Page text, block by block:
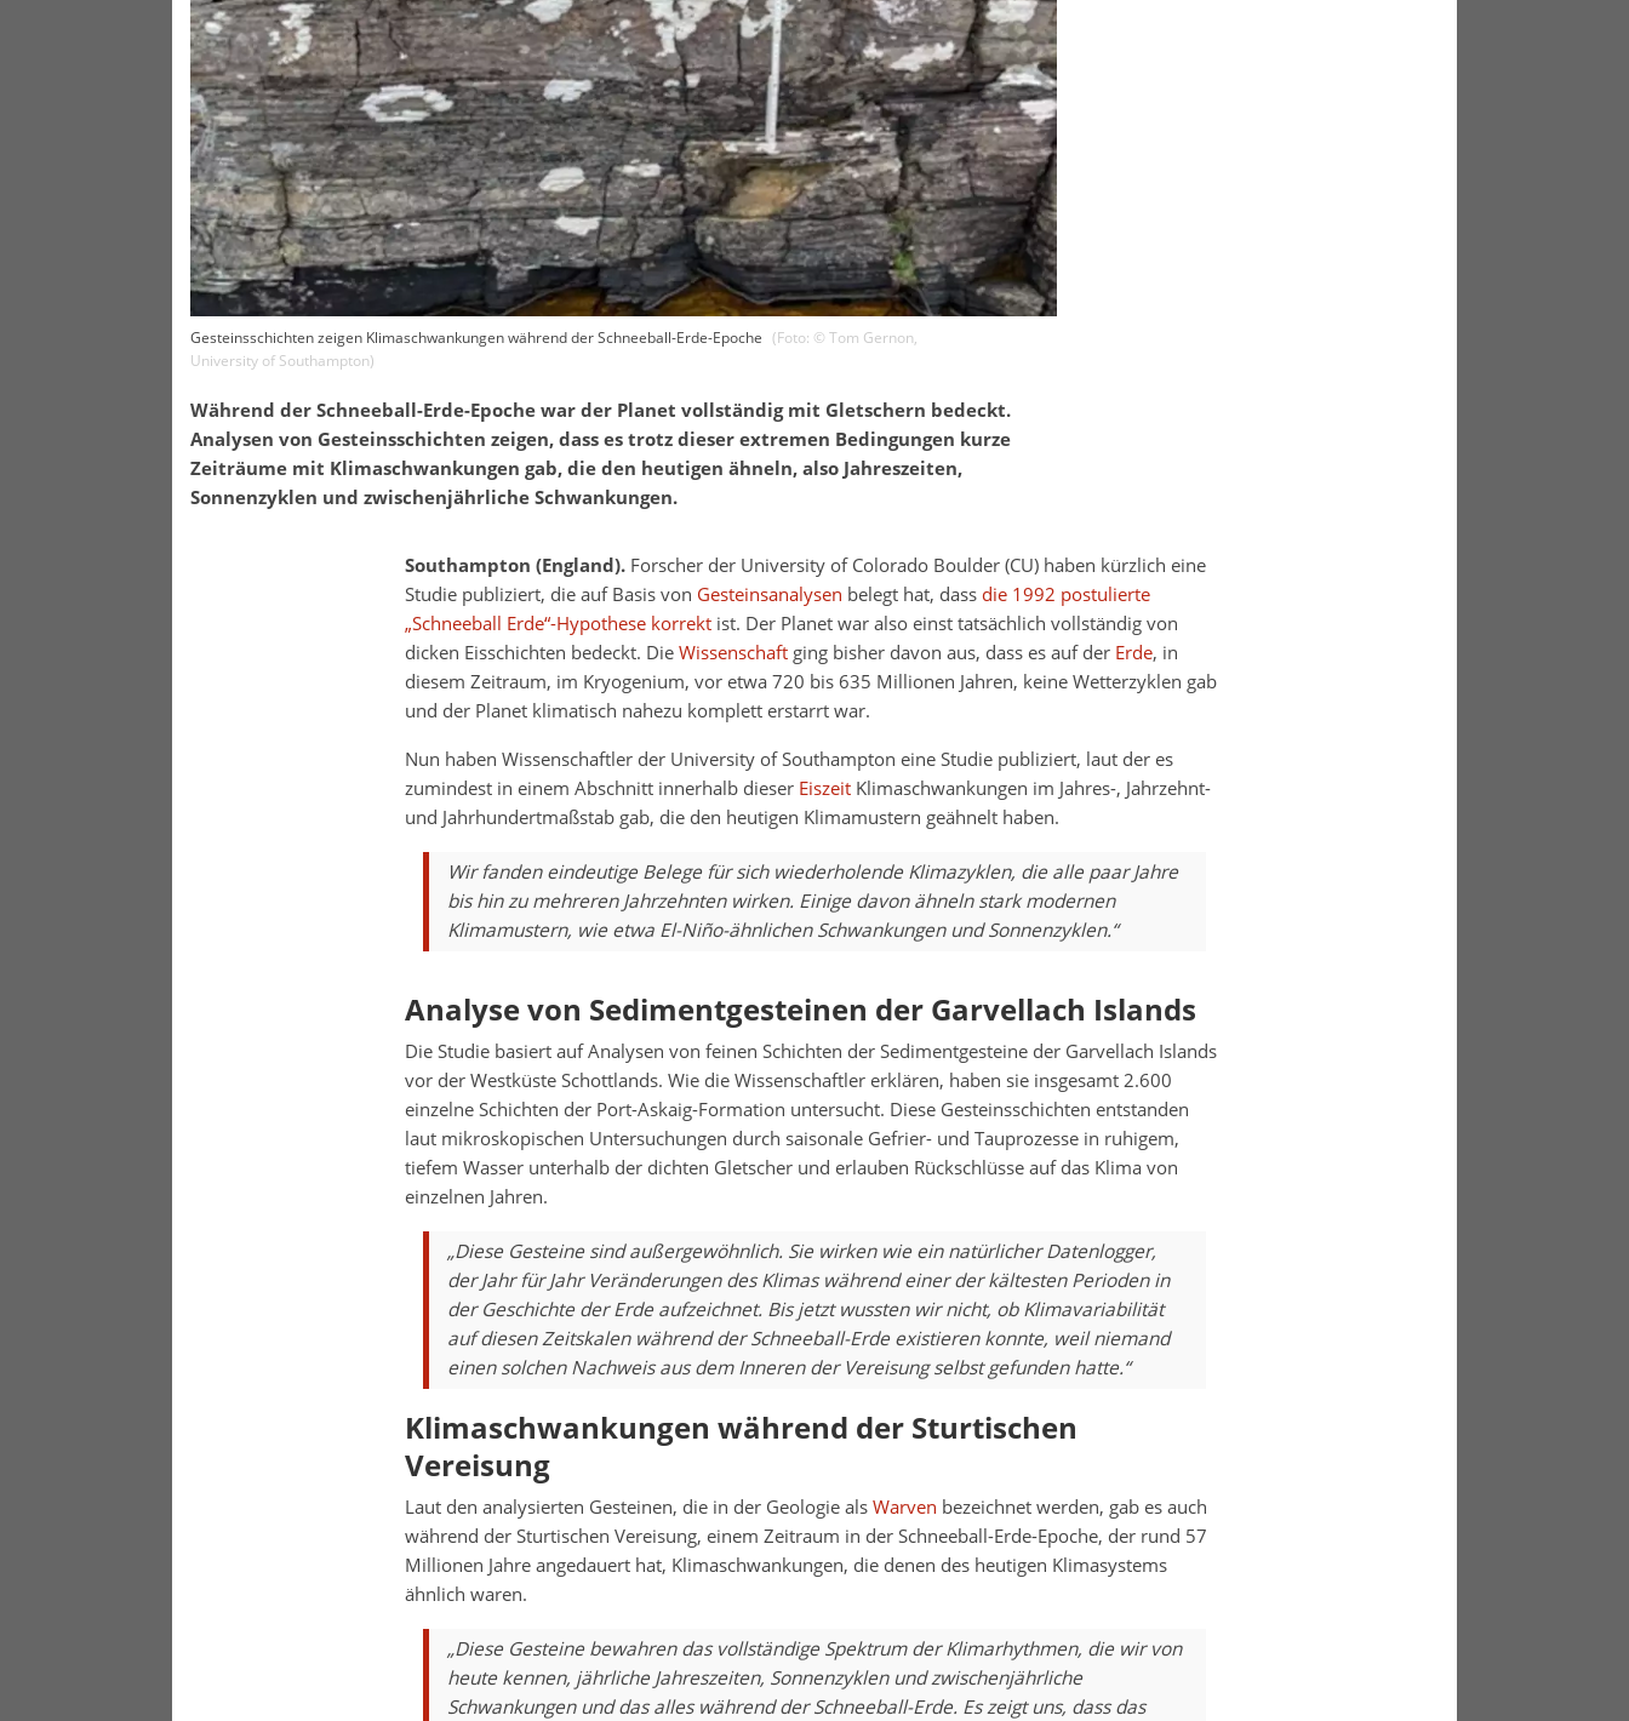
Gesteinsschichten zeigen Klimaschwankungen während der Schneeball-Erde-Epoche (Foto: © Tom Gernon,
University of Southampton)
Während der Schneeball-Erde-Epoche war der Planet vollständig mit Gletschern bedeckt.
Analysen von Gesteinsschichten zeigen, dass es trotz dieser extremen Bedingungen kurze
Zeiträume mit Klimaschwankungen gab, die den heutigen ähneln, also Jahreszeiten,
Sonnenzyklen und zwischenjährliche Schwankungen.
Southampton (England). Forscher der University of Colorado Boulder (CU) haben kürzlich eine
Studie publiziert, die auf Basis von Gesteinsanalysen belegt hat, dass die 1992 postulierte
„Schneeball Erde“-Hypothese korrektist. Der Planet war also einst tatsächlich vollständig von
dicken Eisschichten bedeckt. DieWissenschaftging bisher davon aus, dass es auf der Erde, in
diesem Zeitraum, im Kryogenium, vor etwa 720 bis 635 Millionen Jahren, keine Wetterzyklen gab
und der Planet klimatisch nahezu komplett erstarrt war.
Nun haben Wissenschaftler der University of Southampton eine Studie publiziert, laut der es
zumindest in einem Abschnitt innerhalb dieser EiszeitKlimaschwankungen im Jahres-, Jahrzehnt-
und Jahrhundertmaßstab gab, die den heutigen Klimamustern geähnelt haben.
Wir fanden eindeutige Belege für sich wiederholende Klimazyklen, die alle paar Jahre
bis hin zu mehreren Jahrzehnten wirken. Einige davon ähneln stark modernen
Klimamustern, wie etwa El-Niño-ähnlichen Schwankungen und Sonnenzyklen.“
Analyse von Sedimentgesteinen der Garvellach Islands
Die Studie basiert auf Analysen von feinen Schichten der Sedimentgesteine der Garvellach Islands
vor der Westküste Schottlands. Wie die Wissenschaftler erklären, haben sie insgesamt 2.600
einzelne Schichten der Port-Askaig-Formation untersucht. Diese Gesteinsschichten entstanden
laut mikroskopischen Untersuchungen durch saisonale Gefrier- und Tauprozesse in ruhigem,
tiefem Wasser unterhalb der dichten Gletscher und erlauben Rückschlüsse auf das Klima von
einzelnen Jahren.
„Diese Gesteine sind außergewöhnlich. Sie wirken wie ein natürlicher Datenlogger,
der Jahr für Jahr Veränderungen des Klimas während einer der kältesten Perioden in
der Geschichte der Erde aufzeichnet. Bis jetzt wussten wir nicht, ob Klimavariabilität
auf diesen Zeitskalen während der Schneeball-Erde existieren konnte, weil niemand
einen solchen Nachweis aus dem Inneren der Vereisung selbst gefunden hatte.“
Klimaschwankungen während der Sturtischen
Vereisung
Laut den analysierten Gesteinen, die in der Geologie alsWarven bezeichnet werden, gab es auch
während der Sturtischen Vereisung, einem Zeitraum in der Schneeball-Erde-Epoche, der rund 57
Millionen Jahre angedauert hat, Klimaschwankungen, die denen des heutigen Klimasystems
ähnlich waren.
„Diese Gesteine bewahren das vollständige Spektrum der Klimarhythmen, die wir von
heute kennen, jährliche Jahreszeiten, Sonnenzyklen und zwischenjährliche
Schwankungen und das alles während der Schneeball-Erde. Es zeigt uns, dass das